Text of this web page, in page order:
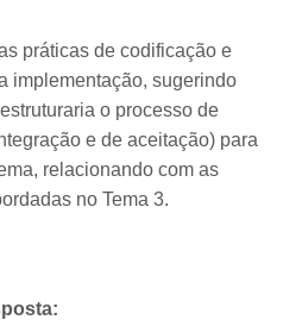
práticas de codificação e
implementação, sugerindo
o processo de
e de aceitação) para
relacionando com as
no Tema 3.